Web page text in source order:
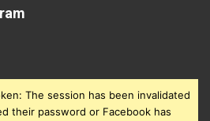
The session has been invalidated
their password or Facebook has